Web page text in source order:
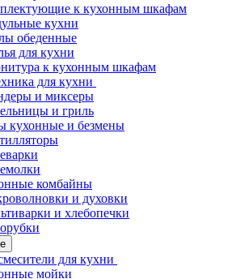
к кухонным шкафам
кухни
обеденные
для кухни
к кухонным шкафам
для кухни
и миксеры
и гриль
кухонные и безмены
комбайны
и духовки
и хлебопечки
для кухни
мойки